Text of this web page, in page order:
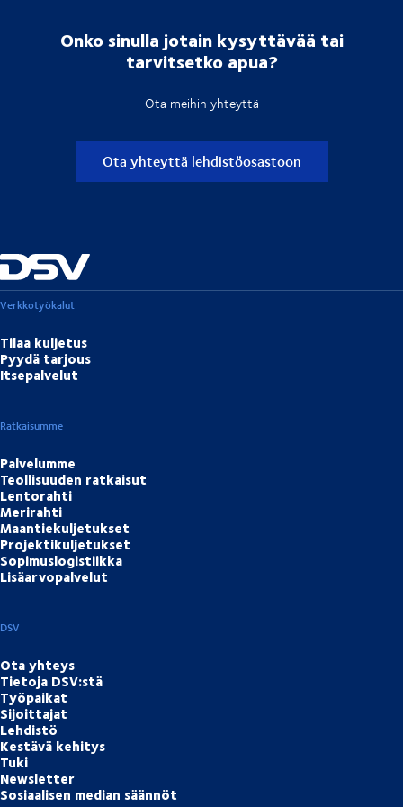
Onko sinulla jotain kysyttävää tai
tarvitsetko apua?
Ota meihin yhteyttä
Ota yhteyttä lehdistöosastoon
Verkkotyökalut
Tilaa kuljetus
Pyydä tarjous
Itsepalvelut
Ratkaisumme
Palvelumme
Teollisuuden ratkaisut
Lentorahti
Merirahti
Maantiekuljetukset
Projektikuljetukset
Sopimuslogistiikka
Lisäarvopalvelut
DSV
Ota yhteys
Tietoja DSV:stä
Työpaikat
Sijoittajat
Lehdistö
Kestävä kehitys
Tuki
Newsletter
Sosiaalisen median säännöt